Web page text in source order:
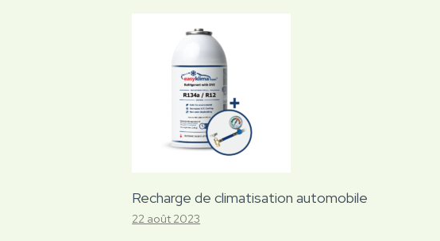
Recharge de climatisation automobile
22 août 2023